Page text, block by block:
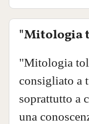
"Mitologia
"Mitologia
consigliato a
soprattutto a
una